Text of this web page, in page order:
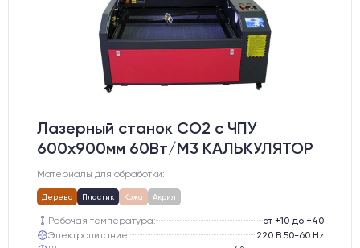
Лазерный станок CO2 c ЧПУ
600х900мм 60Вт/М3 КАЛЬКУЛЯТОР
Материалы для обработки:
Дерево Пластик Кожа Акрил
Рабочая температура:
от +10 до +40
Электропитание:
220 В 50-60 Hz